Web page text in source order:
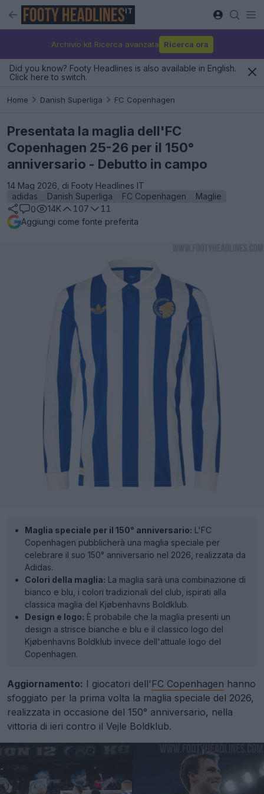
IT
Archivio kit Ricerca avanzata Ricerca ora
Did you know? Footy Headlines is also available in English.
Click here to switch.
Home Danish Superliga FC Copenhagen
Presentata la maglia dell'FC
Copenhagen 25-26 per il 150°
anniversario - Debutto in campo
14 Mag 2026, di Footy Headlines IT
adidas
Danish Superliga FC Copenhagen
Maglie
0
14K 107
11
Aggiungi come fonte preferita
Maglia speciale per il 150° anniversario: L'FC
Copenhagen pubblicherà una maglia speciale per
celebrare il suo 150° anniversario nel 2026, realizzata da
Adidas.
Colori della maglia: La maglia sarà una combinazione di
bianco e blu, i colori tradizionali del club, ispirati alla
classica maglia del Kjøbenhavns Boldklub.
Design e logo: È probabile che la maglia presenti un
design a strisce bianche e blu e il classico logo del
Kjøbenhavns Boldklub invece dell'attuale logo del
Copenhagen.
Aggiornamento: I giocatori dell' FC Copenhagen hanno
sfoggiato per la prima volta la maglia speciale del 2026,
realizzata in occasione del 150° anniversario, nella
vittoria di ieri contro il Vejle Boldklub.